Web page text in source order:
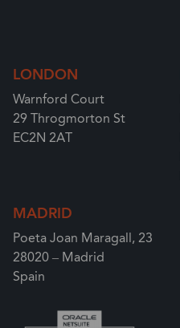
LONDON
Warnford Court
29 Throgmorton St
EC2N 2AT
MADRID
Poeta Joan Maragall, 23
28020 – Madrid
Spain